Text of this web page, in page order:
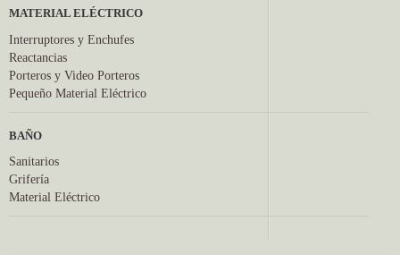
MATERIAL ELÉCTRICO
Interruptores y Enchufes
Reactancias
Porteros y Video Porteros
Pequeño Material Eléctrico
BAÑO
Sanitarios
Grifería
Material Eléctrico